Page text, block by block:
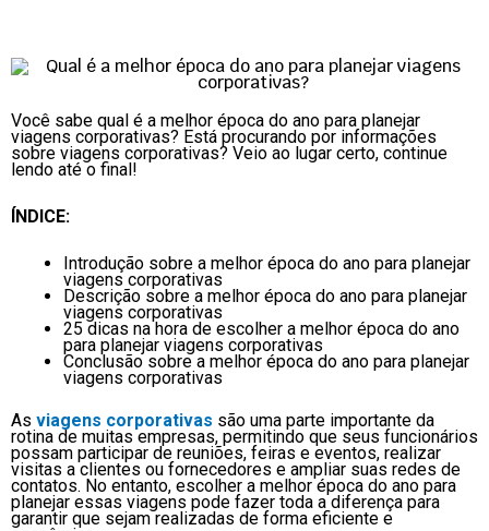
Você sabe qual é a melhor época do ano para planejar
viagens corporativas? Está procurando por informações
sobre viagens corporativas? Veio ao lugar certo, continue
lendo até o final!
ÍNDICE:
Introdução sobre a melhor época do ano para planejar
viagens corporativas
Descrição sobre a melhor época do ano para planejar
viagens corporativas
25 dicas na hora de escolher a melhor época do ano
para planejar viagens corporativas
Conclusão sobre a melhor época do ano para planejar
viagens corporativas
As viagens corporativas são uma parte importante da
rotina de muitas empresas, permitindo que seus funcionários
possam participar de reuniões, feiras e eventos, realizar
visitas a clientes ou fornecedores e ampliar suas redes de
contatos. No entanto, escolher a melhor época do ano para
planejar essas viagens pode fazer toda a diferença para
garantir que sejam realizadas de forma eficiente e